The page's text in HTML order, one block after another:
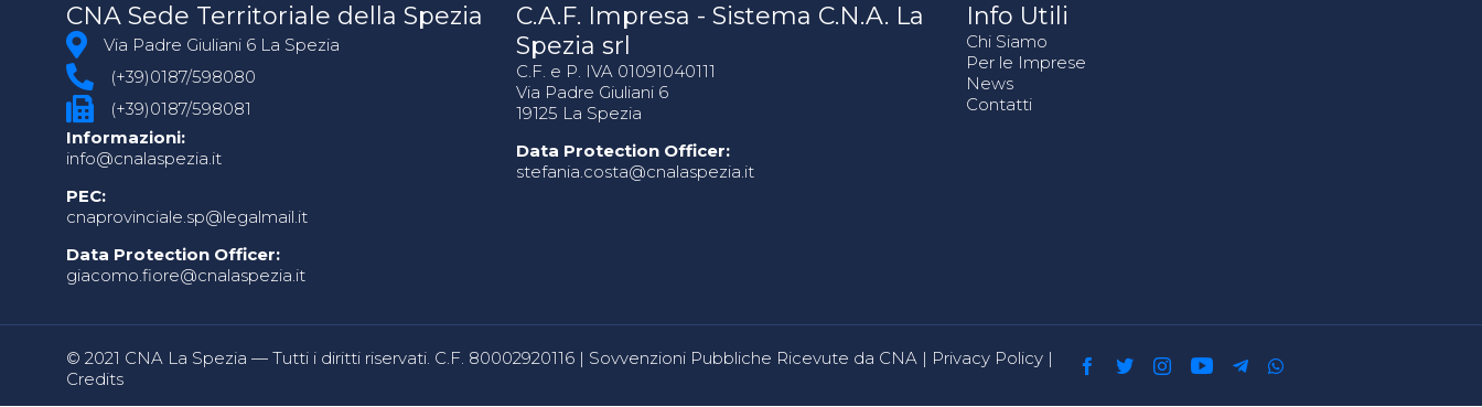
CNA Sede Territoriale della Spezia
Via Padre Giuliani 6 La Spezia
(+39)0187/598080
(+39)0187/598081
Informazioni:
info@cnalaspezia.it
PEC:
cnaprovinciale.sp@legalmail.it
Data Protection Officer:
giacomo.fiore@cnalaspezia.it
C.A.F. Impresa - Sistema C.N.A. La
Spezia srl
C.F. e P. IVA 01091040111
Via Padre Giuliani 6
19125 La Spezia
Data Protection Officer:
stefania.costa@cnalaspezia.it
Info Utili
Chi Siamo
Per le Imprese
News
Contatti
© 2021 CNA La Spezia — Tutti i diritti riservati. C.F. 80002920116 | Sovvenzioni Pubbliche Ricevute da CNA | Privacy Policy |
Credits